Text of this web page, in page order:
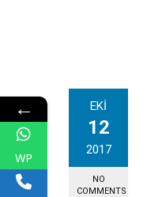
EKI
12
2017
NO
COMMENTS
←
WP